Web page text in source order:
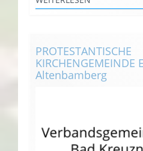
PROTESTANTISCHE
KIRCHENGEMEINDE
Altenbamberg